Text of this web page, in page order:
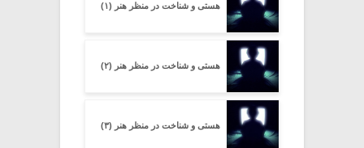
هستی و شناخت در منظر هنر (۱)
هستی و شناخت در منظر هنر (۲)
هستی و شناخت در منظر هنر (۳)